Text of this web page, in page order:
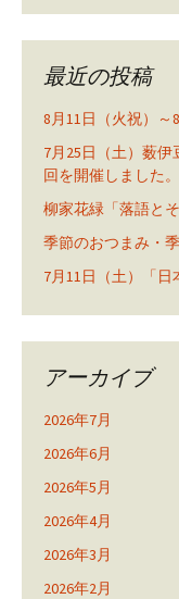
最近の投稿
8月11日（火祝）～
7月25日（土）薮
回を開催しました。
柳家花緑「落語と
季節のおつまみ・
7月11日（土）「日
アーカイブ
2026年7月
2026年6月
2026年5月
2026年4月
2026年3月
2026年2月